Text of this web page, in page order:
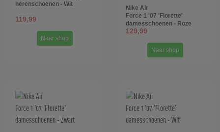
herenschoenen - Wit
119,99
Naar shop
Nike Air
Force 1 '07 'Florette'
damesschoenen - Roze
129,99
Naar shop